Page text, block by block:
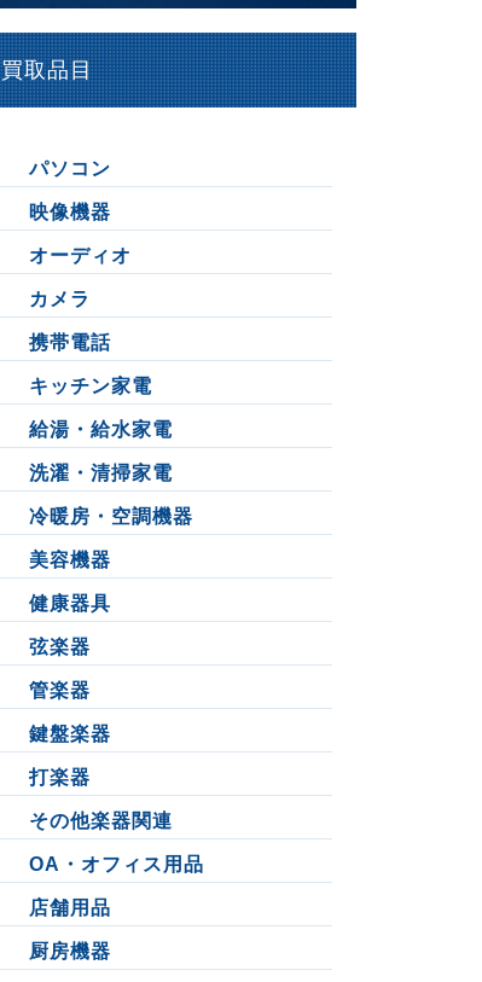
買取品目
パソコン
映像機器
オーディオ
カメラ
携帯電話
キッチン家電
給湯・給水家電
洗濯・清掃家電
冷暖房・空調機器
美容機器
健康器具
弦楽器
管楽器
鍵盤楽器
打楽器
その他楽器関連
OA・オフィス用品
店舗用品
厨房機器